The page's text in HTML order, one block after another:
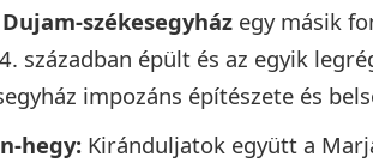
székesegyház egy másik
században épült és az egyik
impozáns építészete és
hegy: Kiránduljatok együtt a